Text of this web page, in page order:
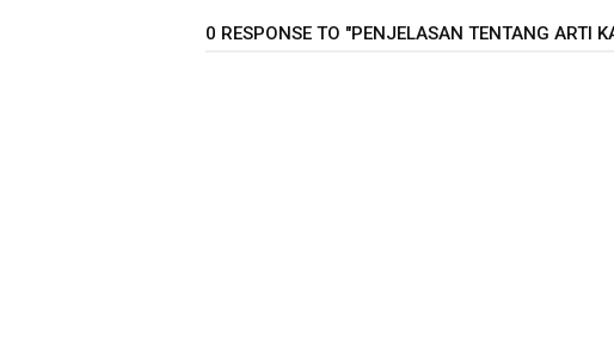
0 RESPONSE TO "PENJELASAN TENTANG ARTI